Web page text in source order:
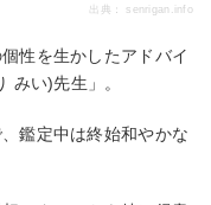
出典： senrigan.info
性を生かしたアドバイ
みい)先生」。
鑑定中は終始和やかな